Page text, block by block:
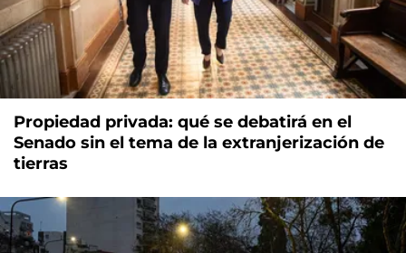
Propiedad privada: qué se debatirá en el
Senado sin el tema de la extranjerización de
tierras